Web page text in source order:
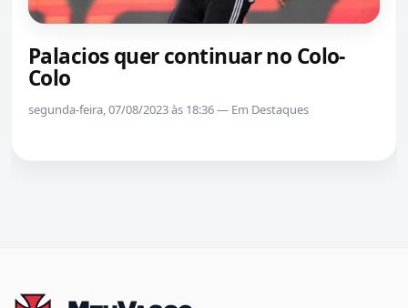
Palacios quer continuar no Colo-
Colo
segunda-feira, 07/08/2023 às 18:36 — Em Destaques